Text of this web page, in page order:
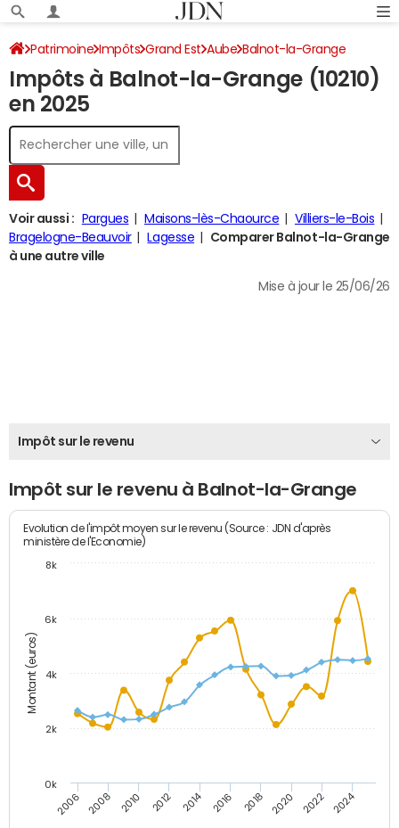
Patrimoine Impôts Grand Est Aube Balnot-la-Grange
Impôt sur le revenu
Impôts à Balnot-la-Grange (10210)
en 2025
Voir aussi : Pargues Maisons-lès-Chaource
Villiers-le-Bois
Bragelogne-Beauvoir
Lagesse
Comparer Balnot-la-Grange
à une autre ville
Mise à jour le 25/06/26
Impôt sur le revenu
Impôt sur le revenu à Balnot-la-Grange
Montant (euros)
Evolution de l'impôt moyen sur le revenu (Source : JDN d'après
ministère de l'Economie)
2006 2008 2010 2012 2014 2016 2018 2020 2022 2024
0k
2k
4k
6k
8k